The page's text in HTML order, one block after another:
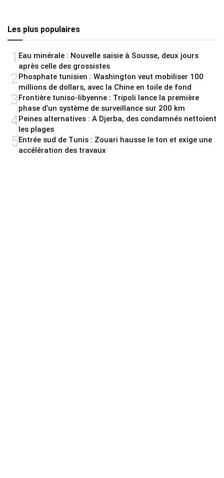
Les plus populaires
1 Eau minérale : Nouvelle saisie à Sousse, deux jours
après celle des grossistes
2 Phosphate tunisien : Washington veut mobiliser 100
millions de dollars, avec la Chine en toile de fond
3Frontière tuniso-libyenne : Tripoli lance la première
phase d’un système de surveillance sur 200 km
4Peines alternatives : A Djerba, des condamnés nettoient
les plages
5Entrée sud de Tunis : Zouari hausse le ton et exige une
accélération des travaux